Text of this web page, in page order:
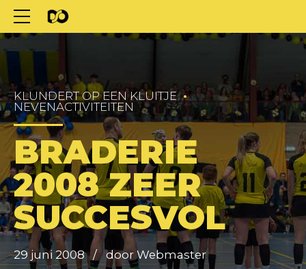
KLUNDERT OP EEN KLUITJE
NEVENACTIVITEITEN
BRADERIE
2008 ZEER
SUCCESVOL
29 juni 2008 door Webmaster